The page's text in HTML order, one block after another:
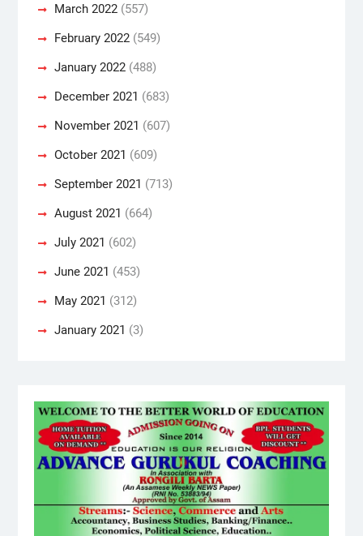
March 2022(557)
February 2022(549)
January 2022(488)
December 2021 (683)
November 2021 (607)
October 2021 (609)
September 2021 (713)
August 2021 (664)
July 2021 (602)
June 2021 (453)
May 2021 (312)
January 2021 (3)